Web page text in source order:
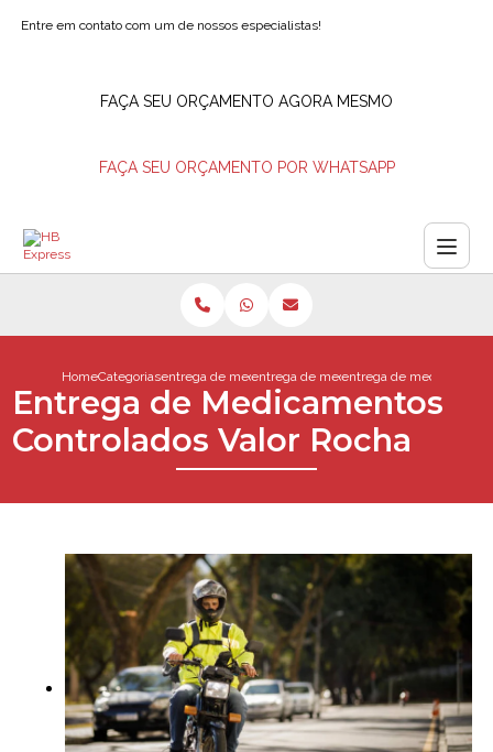
Entre em contato com um de nossos especialistas!
FAÇA SEU ORÇAMENTO AGORA MESMO
FAÇA SEU ORÇAMENTO POR WHATSAPP
HomeCategoriasentrega de medicamentosentrega de medicamentos delivery
entrega de
Entrega de Medicamentos
Controlados Valor Rocha